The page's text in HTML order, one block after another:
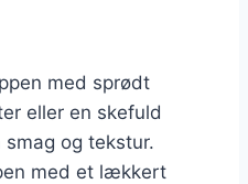
med sprødt
eller en skefuld
og tekstur.
med et lækkert